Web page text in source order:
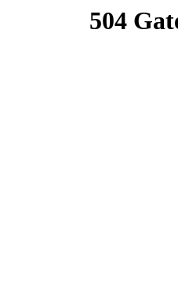
504